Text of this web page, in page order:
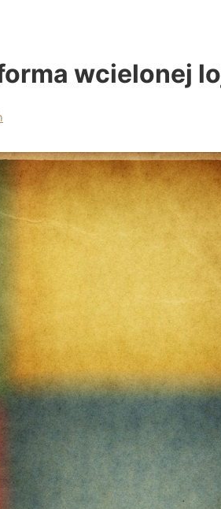
wcielonej